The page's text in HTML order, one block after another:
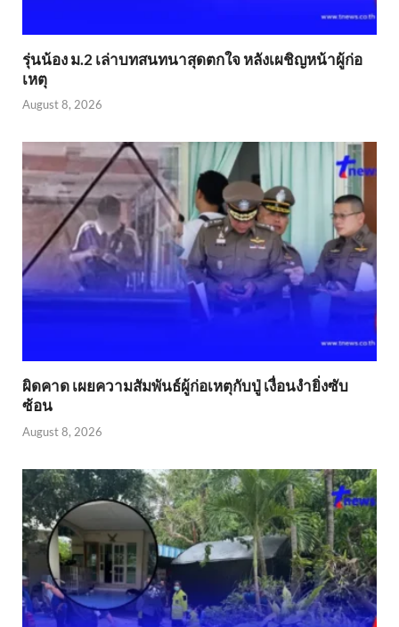
รุ่นน้อง ม.2 เล่าบทสนทนาสุดตกใจ หลังเผชิญหน้าผู้ก่อ
เหตุ
August 8, 2026
ผิดคาด เผยความสัมพันธ์ผู้ก่อเหตุกับปู่ เงื่อนงำยิ่งซับ
ซ้อน
August 8, 2026